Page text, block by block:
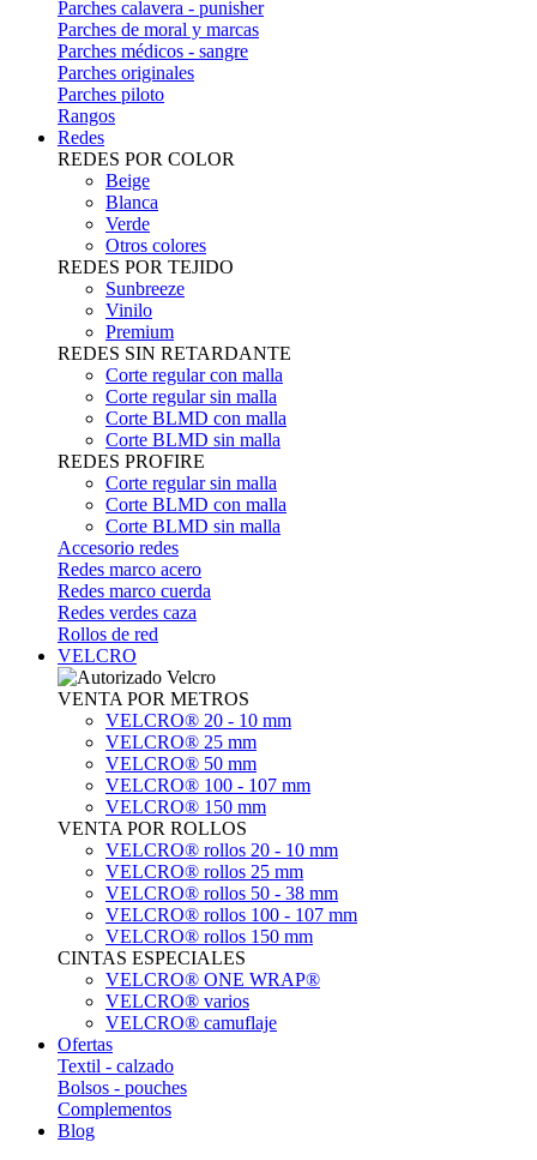
Parches calavera - punisher
Parches de moral y marcas
Parches médicos - sangre
Parches originales
Parches piloto
Rangos
Redes
REDES POR COLOR
Beige
Blanca
Verde
Otros colores
REDES POR TEJIDO
Sunbreeze
Vinilo
Premium
REDES SIN RETARDANTE
Corte regular con malla
Corte regular sin malla
Corte BLMD con malla
Corte BLMD sin malla
REDES PROFIRE
Corte regular sin malla
Corte BLMD con malla
Corte BLMD sin malla
Accesorio redes
Redes marco acero
Redes marco cuerda
Redes verdes caza
Rollos de red
VELCRO
VENTA POR METROS
VELCRO® 20 - 10 mm
VELCRO® 25 mm
VELCRO® 50 mm
VELCRO® 100 - 107 mm
VELCRO® 150 mm
VENTA POR ROLLOS
VELCRO® rollos 20 - 10 mm
VELCRO® rollos 25 mm
VELCRO® rollos 50 - 38 mm
VELCRO® rollos 100 - 107 mm
VELCRO® rollos 150 mm
CINTAS ESPECIALES
VELCRO® ONE WRAP®
VELCRO® varios
VELCRO® camuflaje
Ofertas
Textil - calzado
Bolsos - pouches
Complementos
Blog